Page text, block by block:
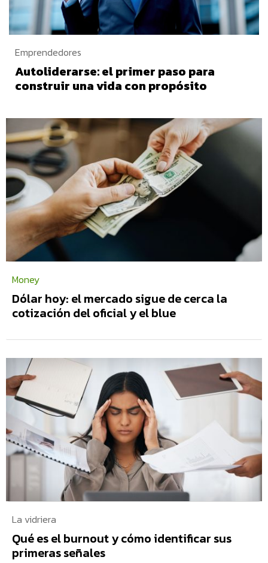
Emprendedores
Autoliderarse: el primer paso para
construir una vida con propósito
Money
Dólar hoy: el mercado sigue de cerca la
cotización del oficial y el blue
La vidriera
Qué es el burnout y cómo identificar sus
primeras señales